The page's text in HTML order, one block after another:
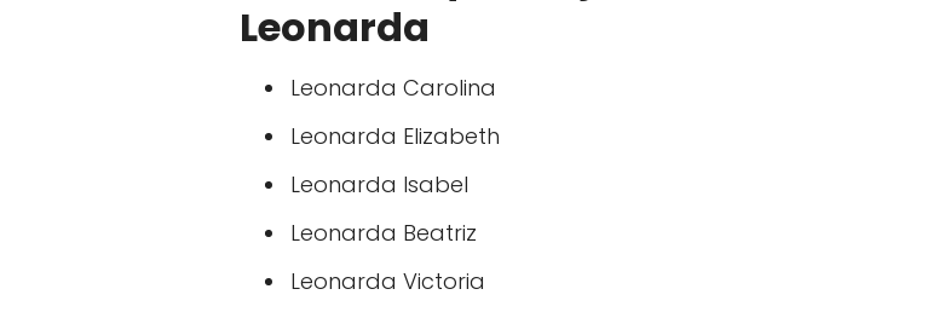
Leonarda
Leonarda Carolina
Leonarda Elizabeth
Leonarda Isabel
Leonarda Beatriz
Leonarda Victoria